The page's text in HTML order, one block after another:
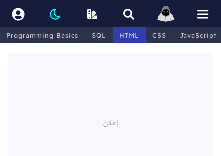
Programming Basics SQL HTML CSS JavaScript